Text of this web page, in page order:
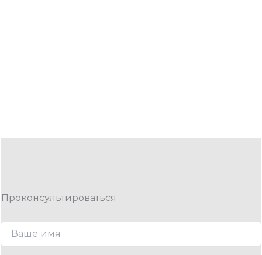
Проконсультироваться